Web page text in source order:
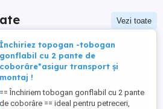
Vezi toate
Închiriez topogan -tobogan
gonflabil cu 2 pante de
coborâre*asigur transport și
montaj !
== Închiriem tobogan gonflabil cu 2 pante
de coborâre == ideal pentru petreceri,